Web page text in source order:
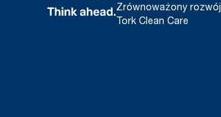
Zrównoważony rozwój
Tork Clean Care